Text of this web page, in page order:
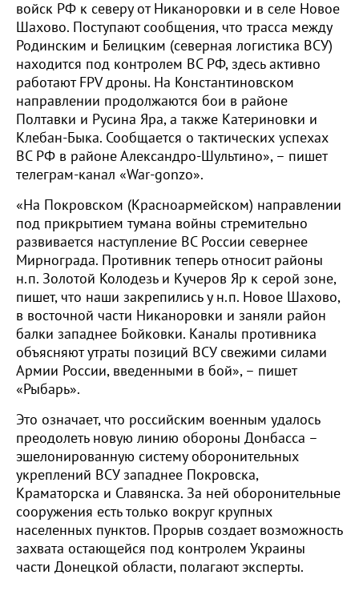
войск РФ к северу от Никаноровки и в селе Новое
Шахово. Поступают сообщения, что трасса между
Родинским и Белицким (северная логистика ВСУ)
находится под контролем ВС РФ, здесь активно
работают FPV дроны. На Константиновском
направлении продолжаются бои в районе
Полтавки и Русина Яра, а также Катериновки и
Клебан-Быка. Сообщается о тактических успехах
ВС РФ в районе Александро-Шультино», – пишет
телеграм-канал «War-gonzo».
«На Покровском (Красноармейском) направлении
под прикрытием тумана войны стремительно
развивается наступление ВС России севернее
Мирнограда. Противник теперь относит районы
н.п. Золотой Колодезь и Кучеров Яр к серой зоне,
пишет, что наши закрепились у н.п. Новое Шахово,
в восточной части Никаноровки и заняли район
балки западнее Бойковки. Каналы противника
объясняют утраты позиций ВСУ свежими силами
Армии России, введенными в бой», – пишет
«Рыбарь».
Это означает, что российским военным удалось
преодолеть новую линию обороны Донбасса –
эшелонированную систему оборонительных
укреплений ВСУ западнее Покровска,
Краматорска и Славянска. За ней оборонительные
сооружения есть только вокруг крупных
населенных пунктов. Прорыв создает возможность
захвата остающейся под контролем Украины
части Донецкой области, полагают эксперты.